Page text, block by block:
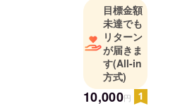
目標金額
未達でも
リターン
が届きま
す(All-in
方式)
10,000円